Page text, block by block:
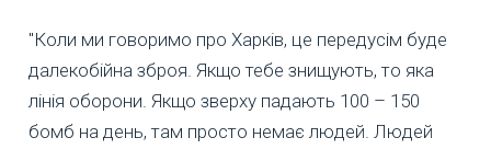
"Коли ми говоримо про Харків, це передусім буде
далекобійна зброя. Якщо тебе знищують, то яка
лінія оборони. Якщо зверху падають 100 – 150
бомб на день, там просто немає людей. Людей